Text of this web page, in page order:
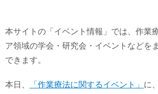
本サイトの「イベント情報」では、作業
ア領域の学会・研究会・イベントなどを
できます。
本日、 「作業療法に関するイベント」 に、